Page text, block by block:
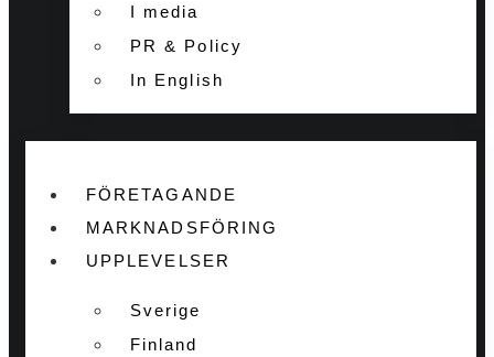
I media
PR & Policy
In English
FÖRETAGANDE
MARKNADSFÖRING
UPPLEVELSER
Sverige
Finland